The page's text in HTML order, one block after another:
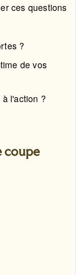
ces questions
?
de vos
l'action ?
coupe